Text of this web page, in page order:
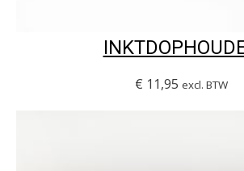
€ 11,95 excl. BTW